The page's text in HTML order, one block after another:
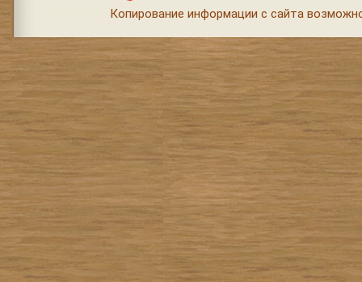
Копирование информации с сайта